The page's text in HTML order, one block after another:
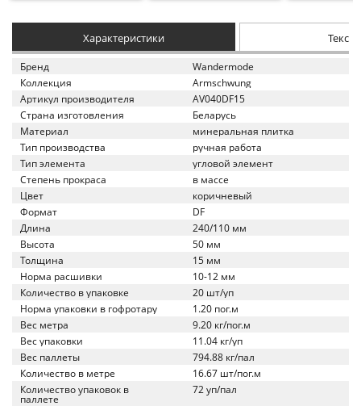
Характеристики
Бренд
Wandermode
Коллекция
Armschwung
Артикул производителя
AV040DF15
Страна изготовления
Беларусь
Материал
минеральная плитка
Тип производства
ручная работа
Тип элемента
угловой элемент
Степень прокраса
в массе
Цвет
коричневый
Формат
DF
Длина
240/110 мм
Высота
50 мм
Толщина
15 мм
Норма расшивки
10-12 мм
Количество в упаковке
20 шт/уп
Норма упаковки в гофротару
1.20 пог.м
Вес метра
9.20 кг/пог.м
Вес упаковки
11.04 кг/уп
Вес паллеты
794.88 кг/пал
Количество в метре
16.67 шт/пог.м
Количество упаковок в
паллете
72 уп/пал